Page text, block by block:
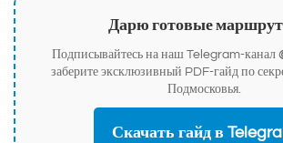
Дарю готовые
Подписывайтесь на наш Telegram-канал
заберите эксклюзивный PDF-гайд по
Подмосковья.
Скачать гайд в